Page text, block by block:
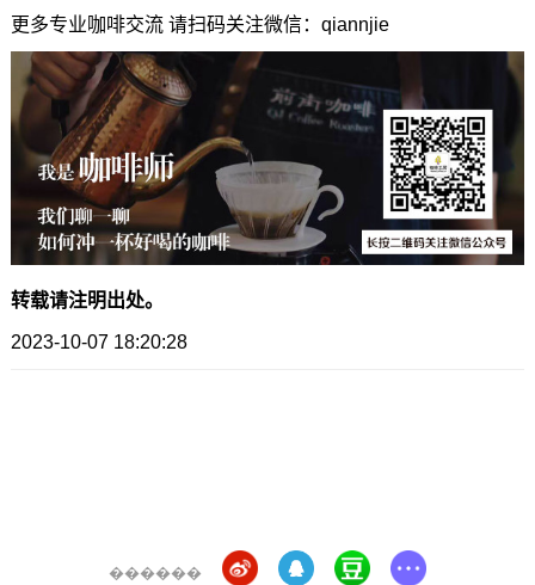
更多专业咖啡交流 请扫码关注微信：qiannjie
转载请注明出处。
2023-10-07 18:20:28
������